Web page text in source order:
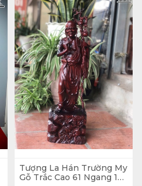
Tượng La Hán Trường My
Gỗ Trắc Cao 61 Ngang 17